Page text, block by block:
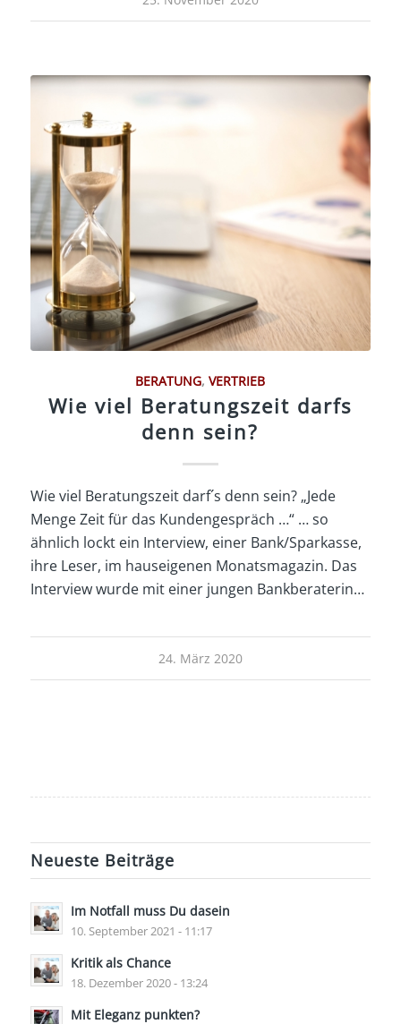
BERATUNG,VERTRIEB
Wie viel Beratungszeit darfs
denn sein?
Wie viel Beratungszeit darf´s denn sein? „Jede
Menge Zeit für das Kundengespräch …“ … so
ähnlich lockt ein Interview, einer Bank/Sparkasse,
ihre Leser, im hauseigenen Monatsmagazin. Das
Interview wurde mit einer jungen Bankberaterin…
24. März 2020
Neueste Beiträge
Im Notfall muss Du dasein
10. September 2021 - 11:17
Kritik als Chance
18. Dezember 2020 - 13:24
Mit Eleganz punkten?